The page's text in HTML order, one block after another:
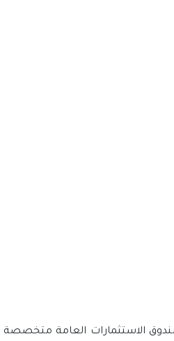
الاستثمارات العامة متخصصة